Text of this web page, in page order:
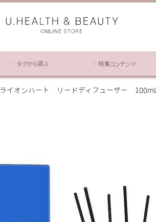
タグから選ぶ 特集コンテンツ
ライオンハート リードディフューザー 100mL